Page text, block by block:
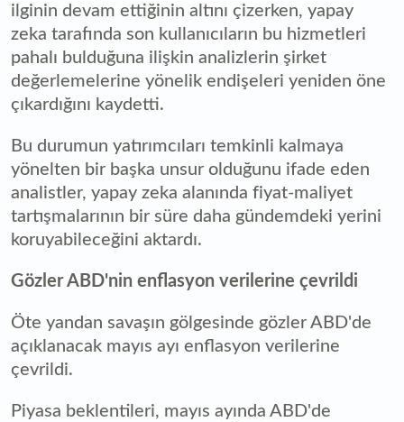
ilginin devam ettiğinin altını çizerken, yapay
zeka tarafında son kullanıcıların bu hizmetleri
pahalı bulduğuna ilişkin analizlerin şirket
değerlemelerine yönelik endişeleri yeniden öne
çıkardığını kaydetti.
Bu durumun yatırımcıları temkinli kalmaya
yönelten bir başka unsur olduğunu ifade eden
analistler, yapay zeka alanında fiyat-maliyet
tartışmalarının bir süre daha gündemdeki yerini
koruyabileceğini aktardı.
Gözler ABD'nin enflasyon verilerine çevrildi
Öte yandan savaşın gölgesinde gözler ABD'de
açıklanacak mayıs ayı enflasyon verilerine
çevrildi.
Piyasa beklentileri, mayıs ayında ABD'de